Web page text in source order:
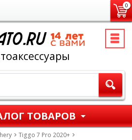
0
ТОВАРОВ
Tiggo 7 Pro 2020+